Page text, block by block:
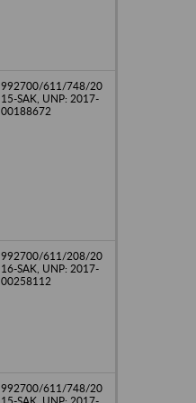
992700/611/748/20
15-SAK, UNP: 2017-
00188672
992700/611/208/20
16-SAK, UNP: 2017-
00258112
992700/611/748/20